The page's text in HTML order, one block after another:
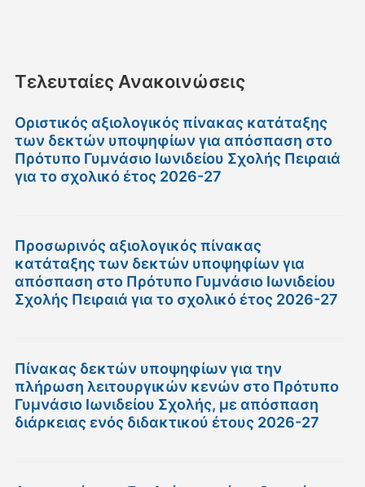
Τελευταίες Ανακοινώσεις
Οριστικός αξιολογικός πίνακας κατάταξης
των δεκτών υποψηφίων για απόσπαση στο
Πρότυπο Γυμνάσιο Ιωνιδείου Σχολής Πειραιά
για το σχολικό έτος 2026-27
Προσωρινός αξιολογικός πίνακας
κατάταξης των δεκτών υποψηφίων για
απόσπαση στο Πρότυπο Γυμνάσιο Ιωνιδείου
Σχολής Πειραιά για το σχολικό έτος 2026-27
Πίνακας δεκτών υποψηφίων για την
πλήρωση λειτουργικών κενών στο Πρότυπο
Γυμνάσιο Ιωνιδείου Σχολής, με απόσπαση
διάρκειας ενός διδακτικού έτους 2026-27